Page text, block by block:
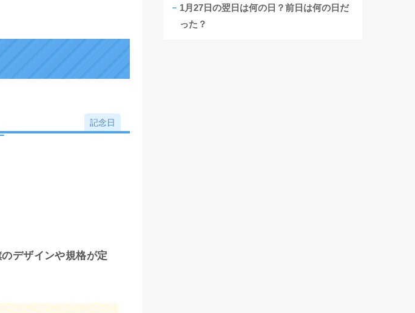
記念日
のデザインや規格が定
1月27日の翌日は何の日？前日は何の日だ
った？